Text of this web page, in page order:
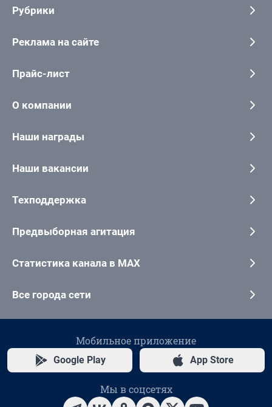
Рубрики
Реклама на сайте
Прайс-лист
О компании
Наши награды
Наши вакансии
Техподдержка
Предвыборная агитация
Статистика канала в MAX
Все города сети
Мобильное приложение
Google Play App Store
Мы в соцсетях